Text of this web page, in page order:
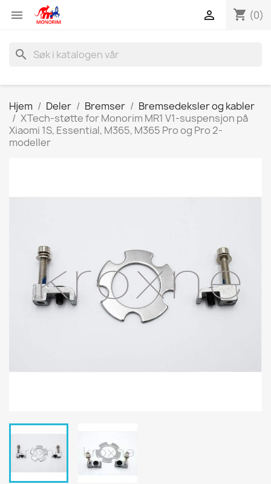
 shopping_cart (0)

search
Hjem Deler Bremser
Bremsedeksler og kabler
XTech-støtte for Monorim MR1 V1-suspensjon på
Xiaomi 1S, Essential, M365, M365 Pro og Pro 2-
modeller